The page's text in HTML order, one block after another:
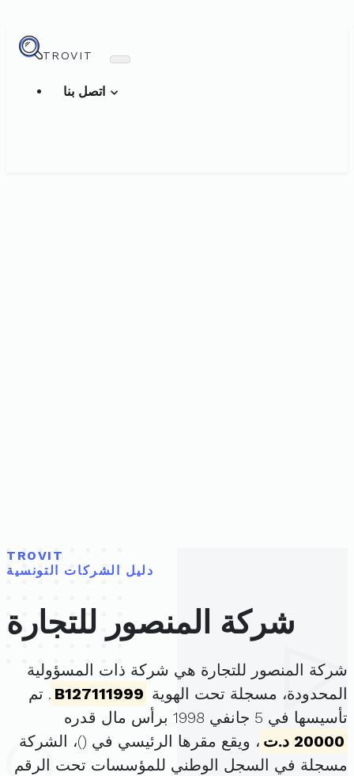
TROVIT
TROVIT
دليل الشركات التونسية
شركة المنصور للتجارة
شركة المنصور للتجارة هي شركة ذات المسؤولية
المحدودة، مسجلة تحت الهوية B127111999 . تم
تأسيسها في 5 جانفي 1998 برأس مال قدره
20000 د.ت
، ويقع مقرها الرئيسي في ()، الشركة
مسجلة في السجل الوطني للمؤسسات تحت الرقم